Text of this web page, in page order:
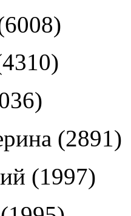
(2891)
(1997)